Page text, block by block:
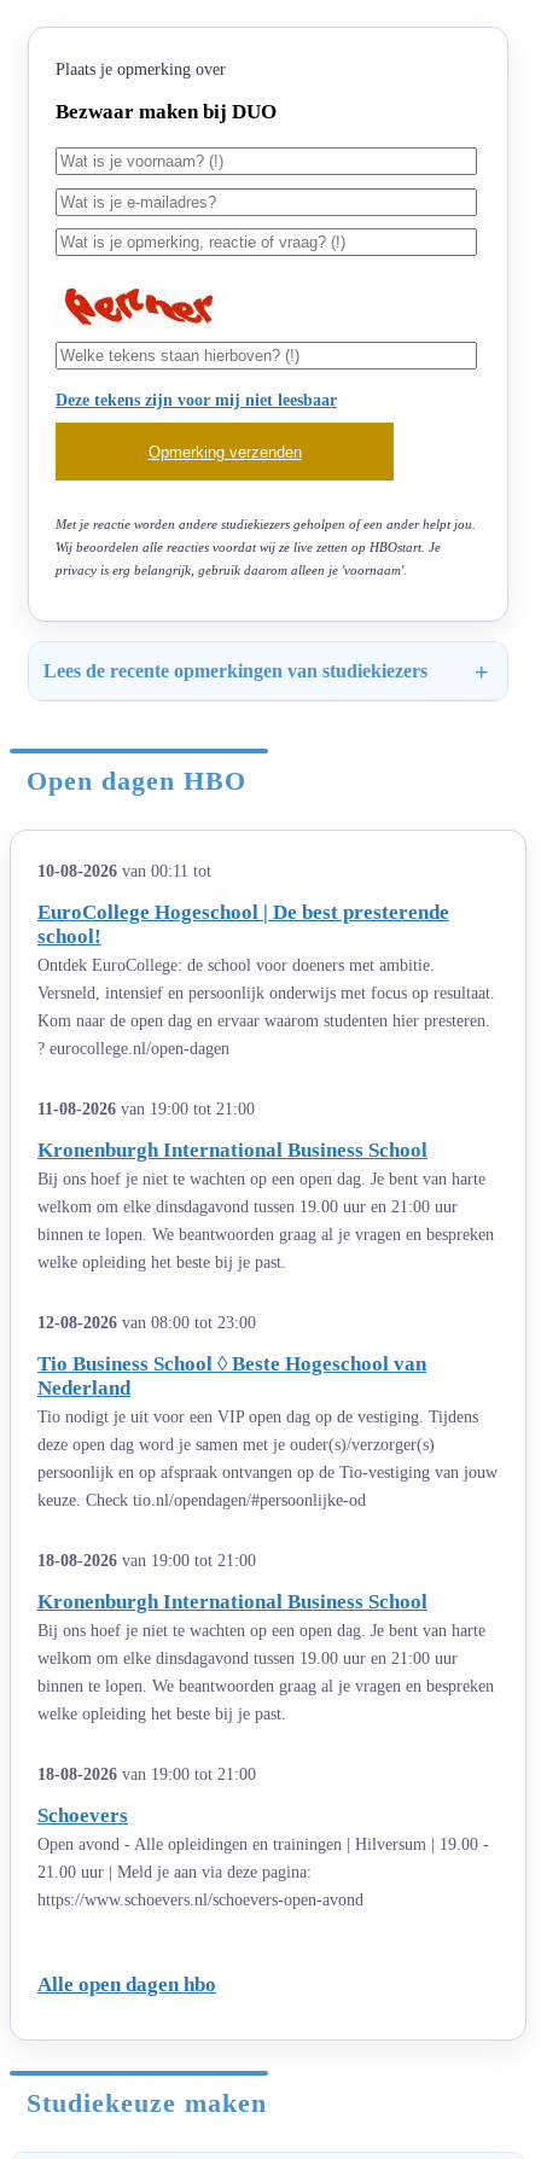
Plaats je opmerking over
Bezwaar maken bij DUO
Deze tekens zijn voor mij niet leesbaar
Met je reactie worden andere studiekiezers geholpen of een ander helpt jou.
Wij beoordelen alle reacties voordat wij ze live zetten op HBOstart. Je
privacy is erg belangrijk, gebruik daarom alleen je 'voornaam'.
Lees de recente opmerkingen van studiekiezers
Open dagen HBO
10-08-2026 van 00:11 tot
EuroCollege Hogeschool | De best presterende
school!
Ontdek EuroCollege: de school voor doeners met ambitie.
Versneld, intensief en persoonlijk onderwijs met focus op resultaat.
Kom naar de open dag en ervaar waarom studenten hier presteren.
? eurocollege.nl/open-dagen
11-08-2026 van 19:00 tot 21:00
Kronenburgh International Business School
Bij ons hoef je niet te wachten op een open dag. Je bent van harte
welkom om elke dinsdagavond tussen 19.00 uur en 21:00 uur
binnen te lopen. We beantwoorden graag al je vragen en bespreken
welke opleiding het beste bij je past.
12-08-2026 van 08:00 tot 23:00
Tio Business School ◊ Beste Hogeschool van
Nederland
Tio nodigt je uit voor een VIP open dag op de vestiging. Tijdens
deze open dag word je samen met je ouder(s)/verzorger(s)
persoonlijk en op afspraak ontvangen op de Tio-vestiging van jouw
keuze. Check tio.nl/opendagen/#persoonlijke-od
18-08-2026 van 19:00 tot 21:00
Kronenburgh International Business School
Bij ons hoef je niet te wachten op een open dag. Je bent van harte
welkom om elke dinsdagavond tussen 19.00 uur en 21:00 uur
binnen te lopen. We beantwoorden graag al je vragen en bespreken
welke opleiding het beste bij je past.
18-08-2026 van 19:00 tot 21:00
Schoevers
Open avond - Alle opleidingen en trainingen | Hilversum | 19.00 -
21.00 uur | Meld je aan via deze pagina:
https://www.schoevers.nl/schoevers-open-avond
Alle open dagen hbo
Studiekeuze maken